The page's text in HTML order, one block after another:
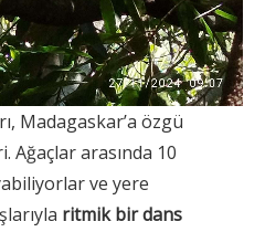
Madagaskar’a özgü
arasında 10
ve yere
ritmik bir dans